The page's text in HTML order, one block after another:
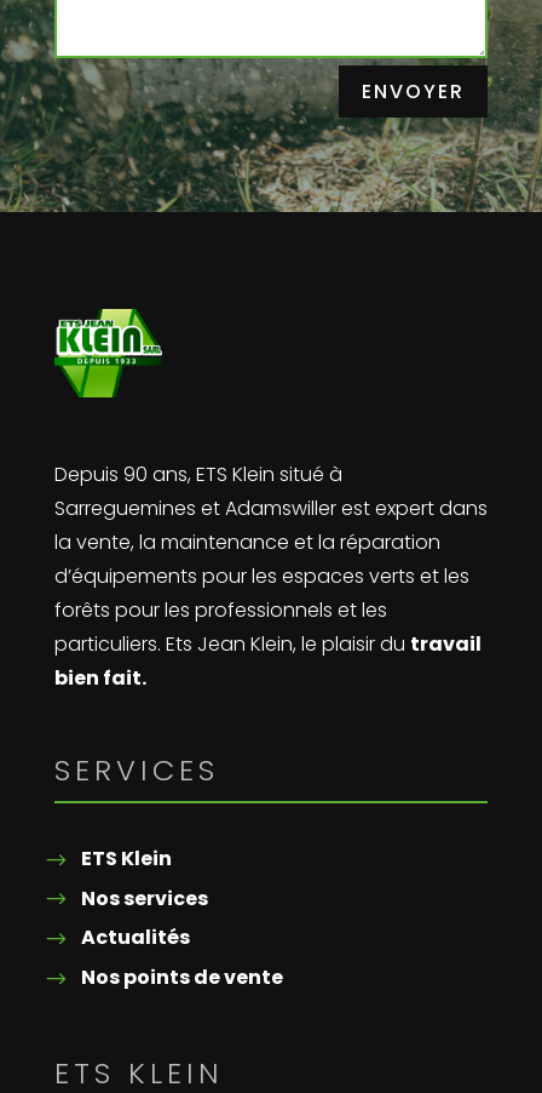
ENVOYER
Depuis 90 ans, ETS Klein situé à
Sarreguemines et Adamswiller est expert dans
la vente, la maintenance et la réparation
d’équipements pour les espaces verts et les
forêts pour les professionnels et les
particuliers. Ets Jean Klein, le plaisir du travail
bien fait.
SERVICES
ETS Klein
Nos services
Actualités
Nos points de vente
ETS KLEIN